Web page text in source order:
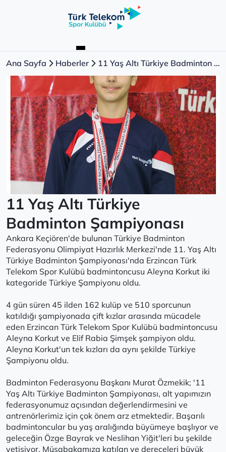
Ana Sayfa Haberler 11 Yaş Altı Türkiye Badminton Şampiyonası
11 Yaş Altı Türkiye
Badminton Şampiyonası
Ankara Keçiören'de bulunan Türkiye Badminton
Federasyonu Olimpiyat Hazırlık Merkezi'nde 11. Yaş Altı
Türkiye Badminton Şampiyonası'nda Erzincan Türk
Telekom Spor Kulübü badmintoncusu Aleyna Korkut iki
kategoride Türkiye Şampiyonu oldu.
4 gün süren 45 ilden 162 kulüp ve 510 sporcunun
katıldığı şampiyonada çift kızlar arasında mücadele
eden Erzincan Türk Telekom Spor Kulübü badmintoncusu
Aleyna Korkut ve Elif Rabia Şimşek şampiyon oldu.
Aleyna Korkut'un tek kızları da aynı şekilde Türkiye
Şampiyonu oldu.
Badminton Federasyonu Başkanı Murat Özmekik; '11
Yaş Altı Türkiye Badminton Şampiyonası, alt yapımızın
federasyonumuz açısından değerlendirmesini ve
antrenörlerimiz için çok önem arz etmektedir. Başarılı
badmintoncular bu yaş aralığında büyümeye başlıyor ve
geleceğin Özge Bayrak ve Neslihan Yiğit'leri bu şekilde
yetişiyor. Müsabakamıza katılan ve dereceleri büyük